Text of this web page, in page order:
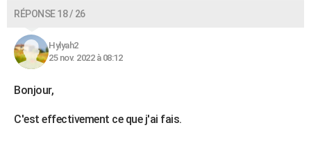
RÉPONSE 18 / 26
Hylyah2
25 nov. 2022 à 08:12
Bonjour,
C'est effectivement ce que j'ai fais.